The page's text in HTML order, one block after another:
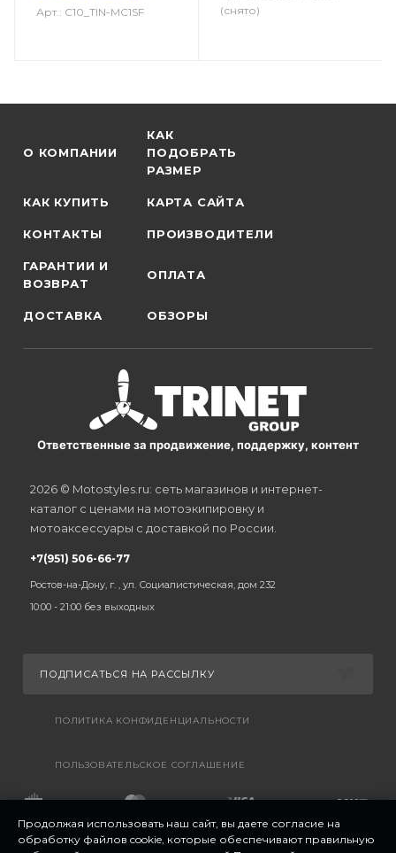
Арт.: C10_TIN-MC1SF
(снято)
О КОМПАНИИ
КАК
ПОДОБРАТЬ
РАЗМЕР
КАК КУПИТЬ КАРТА САЙТА
КОНТАКТЫ ПРОИЗВОДИТЕЛИ
ГАРАНТИИ И
ВОЗВРАТ
ОПЛАТА
ДОСТАВКА ОБЗОРЫ
Ответственные за продвижение, поддержку, контент
2026 © Motostyles.ru: сеть магазинов и интернет-
каталог с ценами на мотоэкипировку и
мотоаксессуары с доставкой по России.
+7(951) 506-66-77
Ростов-на-Дону, г. , ул. Социалистическая, дом 232
10:00 - 21:00 без выходных
ПОДПИСАТЬСЯ НА РАССЫЛКУ
ПОЛИТИКА КОНФИДЕНЦИАЛЬНОСТИ
ПОЛЬЗОВАТЕЛЬСКОЕ СОГЛАШЕНИЕ
Продолжая использовать наш сайт, вы даете согласие на
обработку файлов cookie, которые обеспечивают правильную